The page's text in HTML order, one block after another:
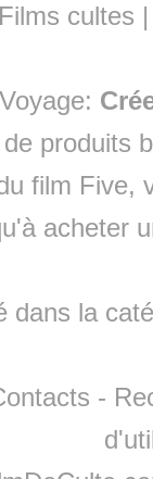
Films cultes
produits
film Five,
acheter
dans la
-